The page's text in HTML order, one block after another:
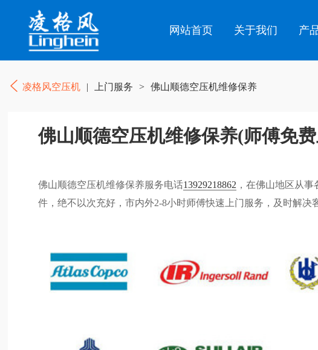
网站首页 关于我们 产
凌格风空压机 | 上门服务 > 佛山顺德空压机维修保养
佛山顺德空压机维修保养(师傅免
佛山顺德空压机维修保养服务电话13929218862 ，在佛山地区从
件，绝不以次充好，市内外2-8小时师傅快速上门服务，及时解决